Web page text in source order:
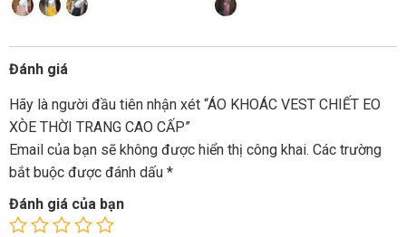
Đánh giá
Hãy là người đầu tiên nhận xét “ÁO KHOÁC VEST CHIẾT EO
XÒE THỜI TRANG CAO CẤP”
Email của bạn sẽ không được hiển thị công khai. Các trường
bắt buộc được đánh dấu *
Đánh giá của bạn